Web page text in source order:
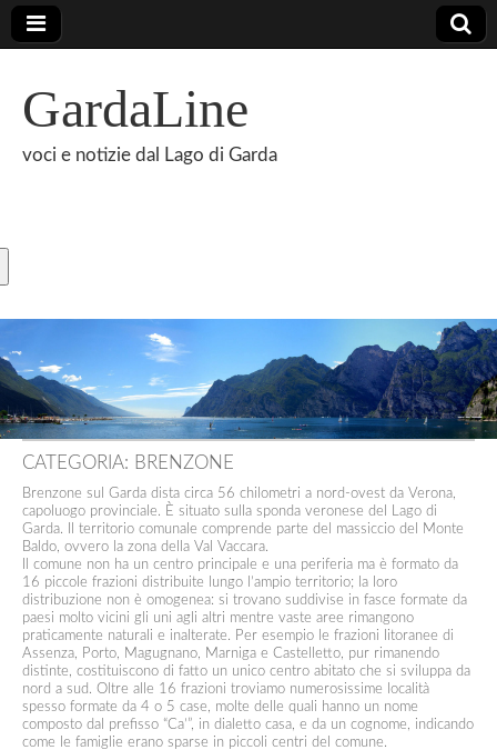
GardaLine
voci e notizie dal Lago di Garda
CATEGORIA: BRENZONE
Brenzone sul Garda dista circa 56 chilometri a nord-ovest da Verona,
capoluogo provinciale. È situato sulla sponda veronese del Lago di
Garda. Il territorio comunale comprende parte del massiccio del Monte
Baldo, ovvero la zona della Val Vaccara.
Il comune non ha un centro principale e una periferia ma è formato da
16 piccole frazioni distribuite lungo l’ampio territorio; la loro
distribuzione non è omogenea: si trovano suddivise in fasce formate da
paesi molto vicini gli uni agli altri mentre vaste aree rimangono
praticamente naturali e inalterate. Per esempio le frazioni litoranee di
Assenza, Porto, Magugnano, Marniga e Castelletto, pur rimanendo
distinte, costituiscono di fatto un unico centro abitato che si sviluppa da
nord a sud. Oltre alle 16 frazioni troviamo numerosissime località
spesso formate da 4 o 5 case, molte delle quali hanno un nome
composto dal prefisso “Ca’”, in dialetto casa, e da un cognome, indicando
come le famiglie erano sparse in piccoli centri del comune.